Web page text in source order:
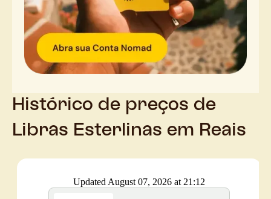
Histórico de preços de
Libras Esterlinas em Reais